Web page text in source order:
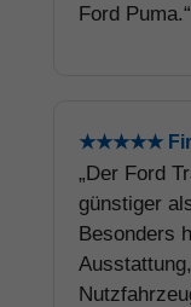
Ford Puma.“
★★★★★
„Der Ford
günstiger
Besonders